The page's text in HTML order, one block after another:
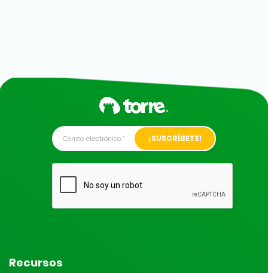
Alternative:
Recursos